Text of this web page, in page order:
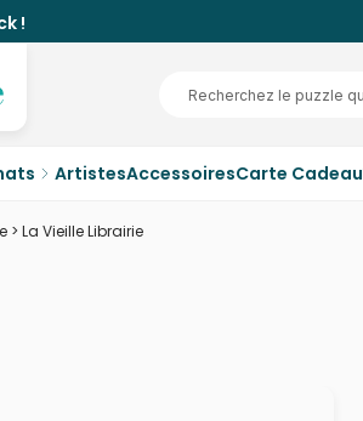
!
ArtistesAccessoiresCarte Cadeau
> La Vieille Librairie